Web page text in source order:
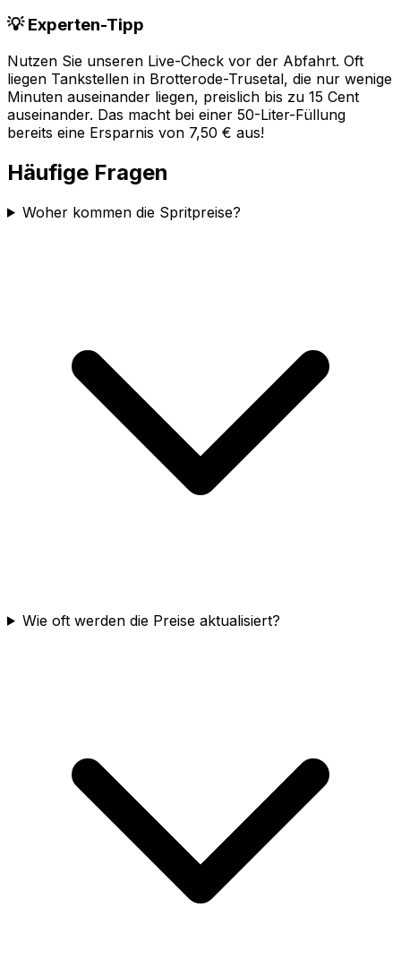
💡 Experten-Tipp
Nutzen Sie unseren Live-Check vor der Abfahrt. Oft
liegen Tankstellen in Brotterode-Trusetal, die nur wenige
Minuten auseinander liegen, preislich bis zu 15 Cent
auseinander. Das macht bei einer 50-Liter-Füllung
bereits eine Ersparnis von 7,50 € aus!
Häufige Fragen
Woher kommen die Spritpreise?
Wie oft werden die Preise aktualisiert?